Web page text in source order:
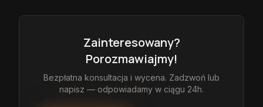
Zainteresowany?
Porozmawiajmy!
Bezpłatna konsultacja i wycena. Zadzwoń lub
napisz — odpowiadamy w ciągu 24h.